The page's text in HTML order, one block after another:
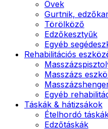
Övek
Gurtnik,
Törölköző
Edzőkesztyűk
Egyéb
Rehabilitációs
Masszázs
Egyéb
Táskák & hátizsákok
Ételhordó
Edzőtáskák